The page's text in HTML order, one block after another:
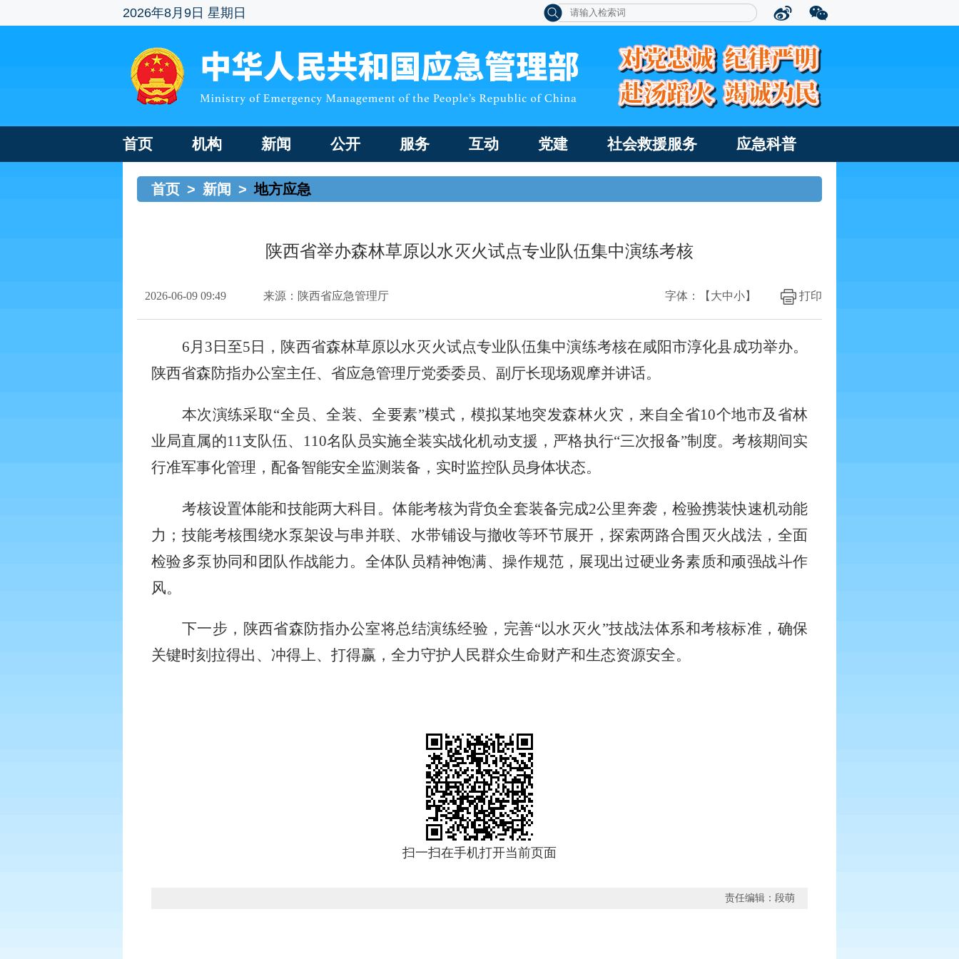
2026年8月9日 星期日
首页 机构 新闻 公开 服务 互动 党建 社会救援服务 应急科普
首页 > 新闻 > 地方应急
陕西省举办森林草原以水灭火试点专业队伍集中演练考核
2026-06-09 09:49 来源：陕西省应急管理厅 打印
字体：【 大中小】
6月 3 日至5 日，陕西省森林草原以水灭火试点专业队伍集中演练考核在咸阳市淳化县成功举办。
陕西省森防指办公室主任、省应急管理厅党委委员、副厅长现场观摩并讲话。
本次演练采取“全员、全装、全要素”模式，模拟某地突发森林火灾，来自全省10个地市及省林
业局直属的11支队伍、 110名队员实施全装实战化机动支援，严格执行“三次报备”制度。考核期间实
行准军事化管理，配备智能安全监测装备，实时监控队员身体状态。
考核设置体能和技能两大科目。体能考核为背负全套装备完成2公里奔袭，检验携装快速机动能
力；技能考核围绕水泵架设与串并联、水带铺设与撤收等环节展开，探索两路合围灭火战法，全面
检验多泵协同和团队作战能力。全体队员精神饱满、操作规范，展现出过硬业务素质和顽强战斗作
风。
下一步，陕西省森防指办公室将总结演练经验，完善“以水灭火”技战法体系和考核标准，确保
关键时刻拉得出、冲得上、打得赢，全力守护人民群众生命财产和生态资源安全。
扫一扫在手机打开当前页面
责任编辑：段萌